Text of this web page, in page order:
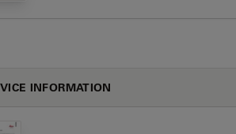
INFORMATION